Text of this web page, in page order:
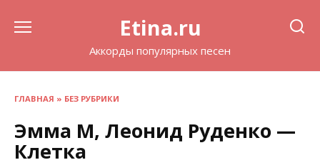
Etina.ru
Аккорды популярных песен
ГЛАВНАЯ » БЕЗ РУБРИКИ
Эмма М, Леонид Руденко —
Клетка